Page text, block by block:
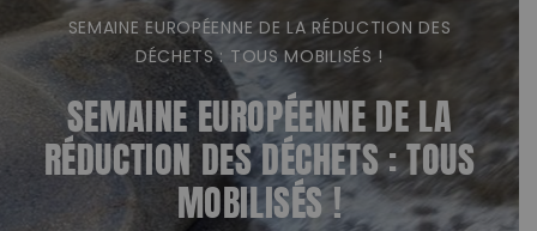
SEMAINE EUROPÉENNE DE LA RÉDUCTION DES
DÉCHETS : TOUS MOBILISÉS !
SEMAINE EUROPÉENNE DE LA
RÉDUCTION DES DÉCHETS : TOUS
MOBILISÉS !